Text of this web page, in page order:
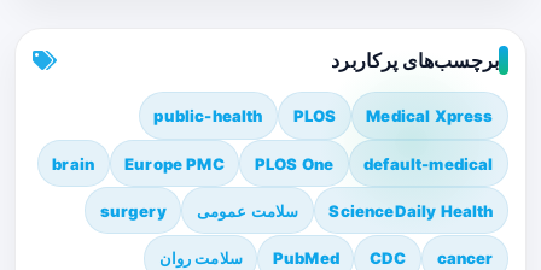
برچسب‌های پرکاربرد
Medical Xpress
PLOS
public-health
default-medical
PLOS One
Europe PMC
brain
ScienceDaily Health سلامت عمومی surgery
cancer
CDC
PubMed سلامت روان